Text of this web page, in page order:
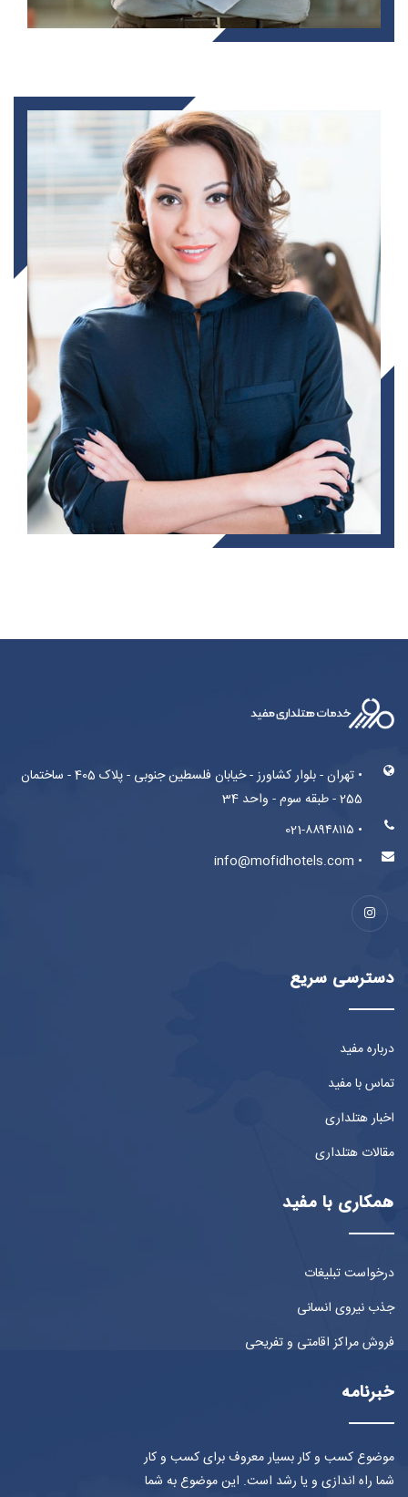
• تهران - بلوار کشاورز - خیابان فلسطین جنوبی - پلاک 405 - ساختمان
255 - طبقه سوم - واحد 34
• 021-۸۸۹۴۸۱۱۵
• info@mofidhotels.com
دسترسی سریع
درباره مفید
تماس با مفید
اخبار هتلداری
مقالات هتلداری
همکاری با مفید
درخواست تبلیغات
جذب نیروی انسانی
فروش مراکز اقامتی و تفریحی
خبرنامه
موضوع کسب و کار بسیار معروف برای کسب و کار
شما راه اندازی و یا رشد است. این موضوع به شما